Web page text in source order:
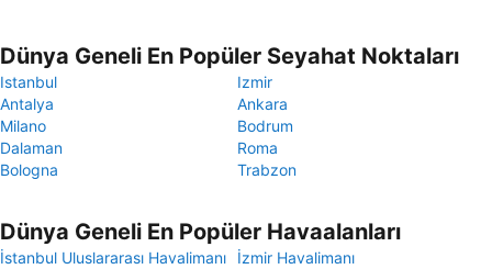
Dünya Geneli En Popüler Seyahat Noktaları
Istanbul
Izmir
Antalya
Ankara
Milano
Bodrum
Dalaman
Roma
Bologna
Trabzon
Dünya Geneli En Popüler Havaalanları
İstanbul Uluslararası Havalimanı
İzmir Havalimanı